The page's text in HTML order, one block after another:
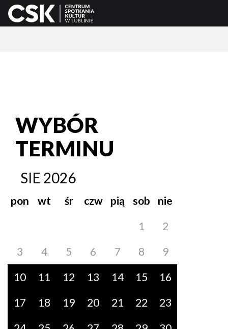
WYBÓR
TERMINU
SIE 2026
pon wt śr czw pią sob
nie
1
2
3
4 5 6 7 8
9
10
11 12 13 14 15
16
17
18 19 20 21 22
23